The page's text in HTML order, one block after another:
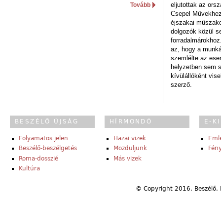
Tovább
eljutottak az
Csepel
éjszakai
dolgozók közül
az, hogy a
szemlélte az
helyzetben sem
kívülállóként
szerző.
BESZÉLŐ ÚJSÁG
Folyamatos jelen
Beszélő-beszélgetés
Roma-dosszié
Kultúra
HÍRMONDÓ
Hazai vizek
Mozduljunk
Más vizek
E-
© Copyright 2016,